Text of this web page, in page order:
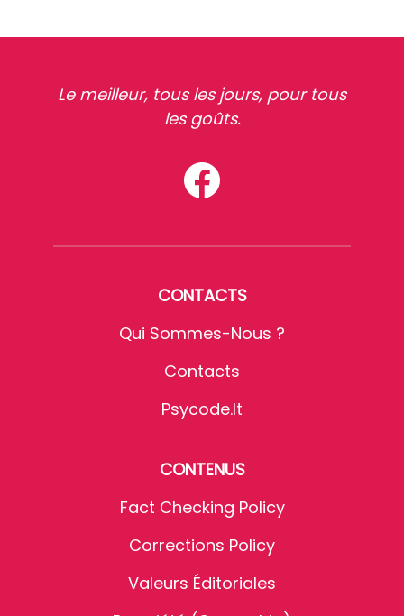
Le meilleur, tous les jours, pour tous
les goûts.
CONTACTS
Qui Sommes-Nous ?
Contacts
Psycode.it
CONTENUS
Fact Checking Policy
Corrections Policy
Valeurs Éditoriales